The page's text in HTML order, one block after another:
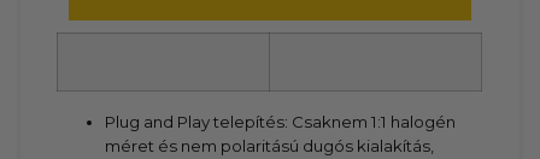
Plug and Play telepítés: Csaknem 1:1 halogén
méret és nem polaritású dugós kialakítás,